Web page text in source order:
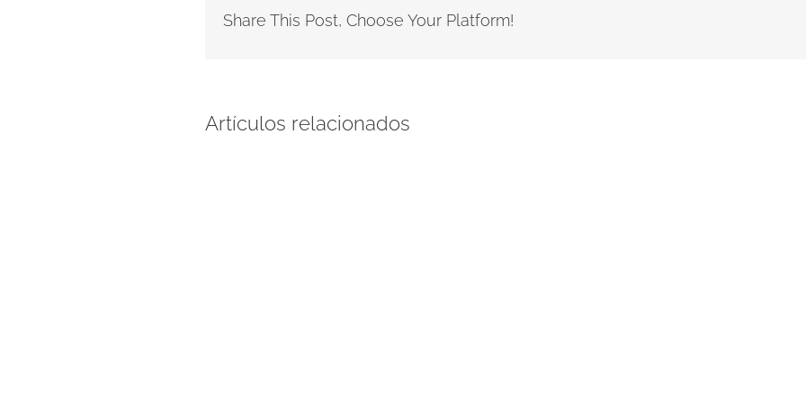
Share This Post, Choose Your Platform!
Artículos relacionados